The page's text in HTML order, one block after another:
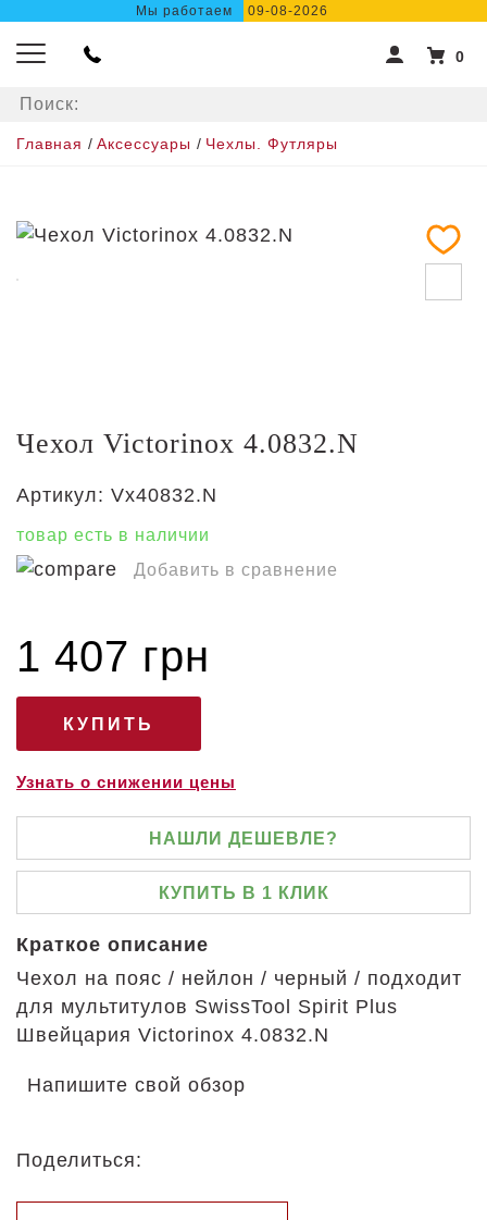
Мы работаем 09-08-2026
0
Главная / Аксессуары / Чехлы. Футляры
Чехол Victorinox 4.0832.N
Артикул: Vx40832.N
товар есть в наличии
Добавить в сравнение
1 407 грн
Узнать о снижении цены
НАШЛИ ДЕШЕВЛЕ?
КУПИТЬ В 1 КЛИК
Краткое описание
Чехол на пояс / нейлон / черный / подходит
для мультитулов SwissTool Spirit Plus
Швейцария Victorinox 4.0832.N
Напишите свой обзор
Поделиться: